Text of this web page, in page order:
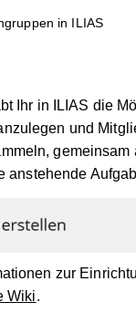
in ILIAS
Ihr in ILIAS die
und
anstehende
zur
Wiki.